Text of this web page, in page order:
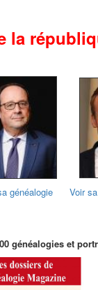
la
généalogie
Voir
généalogies et